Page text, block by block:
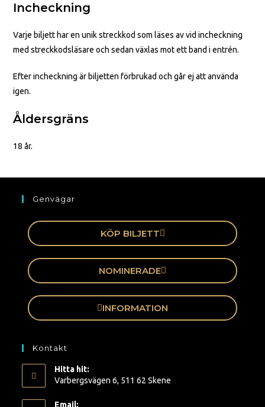
Incheckning
Varje biljett har en unik streckkod som läses av vid incheckning
med streckkodsläsare och sedan växlas mot ett band i entrén.
Efter incheckning är biljetten förbrukad och går ej att använda
igen.
Åldersgräns
18 år.
Genvägar
KÖP BILJETT
NOMINERADE
INFORMATION
Kontakt
Hitta hit:
Varbergsvägen 6, 511 62 Skene
Email: